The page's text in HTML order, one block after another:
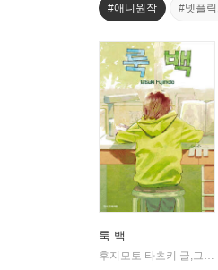
#애니원작 #넷플
룩 백
후지모토 타츠키 글,그림